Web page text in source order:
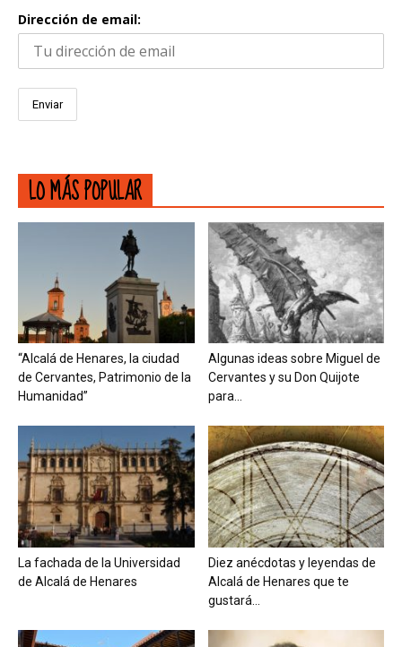
Dirección de email:
LO MÁS POPULAR
“Alcalá de Henares, la ciudad
de Cervantes, Patrimonio de la
Humanidad”
Algunas ideas sobre Miguel de
Cervantes y su Don Quijote
para...
La fachada de la Universidad
de Alcalá de Henares
Diez anécdotas y leyendas de
Alcalá de Henares que te
gustará...